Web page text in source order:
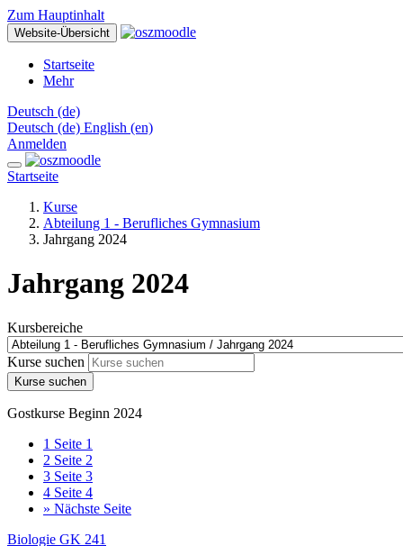
Zum Hauptinhalt
Website-Übersicht
Startseite
Mehr
Deutsch ‎(de)‎
Deutsch ‎(de)‎ English ‎(en)‎
Anmelden
Startseite
Kurse
Abteilung 1 - Berufliches Gymnasium
Jahrgang 2024
Jahrgang 2024
Kursbereiche
Kurse suchen
Kurse suchen
Gostkurse Beginn 2024
1 Seite 1
2 Seite 2
3 Seite 3
4 Seite 4
» Nächste Seite
Biologie GK 241